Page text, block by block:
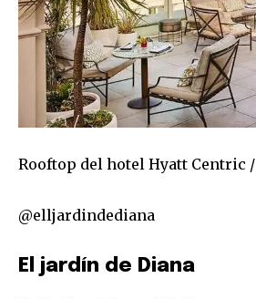
Rooftop del hotel Hyatt Centric /
@elljardindediana
El jardín de Diana